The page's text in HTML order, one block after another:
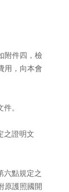
附件四，檢
用，向本會
。
之證明文
六點規定之
原護照國開